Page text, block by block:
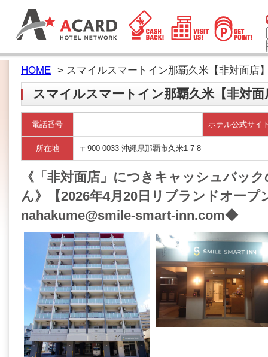
HOME > スマイルスマートイン那覇久米【非対面店
スマイルスマートイン那覇久米【非対面
電話番号 ホテル公式サイ
所在地 〒900-0033 沖縄県那覇市久米1-7-8
《「非対面店」につきキャッシュバッ
ん》【2026年4月20日リブランドオー
nahakume@smile-smart-inn.com◆